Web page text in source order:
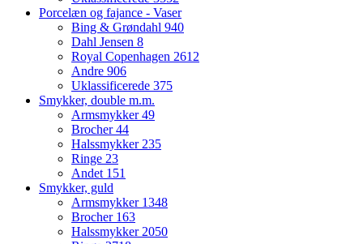
Porcelæn og fajance - Vaser
Bing & Grøndahl 940
Dahl Jensen 8
Royal Copenhagen 2612
Andre 906
Uklassificerede 375
Smykker, double m.m.
Armsmykker49
Brocher44
Halssmykker 235
Ringe 23
Andet 151
Smykker, guld
Armsmykker 1348
Brocher 163
Halssmykker 2050